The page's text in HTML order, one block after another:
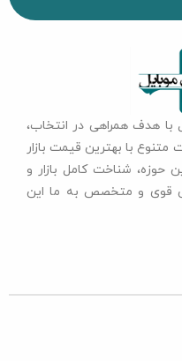
با هدف همراهی در انتخاب،
با بهترین قیمت بازار
10 ساله در این حوزه، شناخت کامل بازار و
قوی و متخصص به ما این